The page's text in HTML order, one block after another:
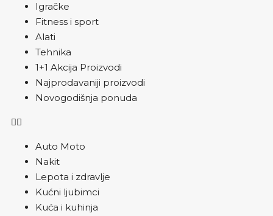
Igračke
Fitness i sport
Alati
Tehnika
1+1 Akcija Proizvodi
Najprodavaniji proizvodi
Novogodišnja ponuda
Auto Moto
Nakit
Lepota i zdravlje
Kućni ljubimci
Kuća i kuhinja